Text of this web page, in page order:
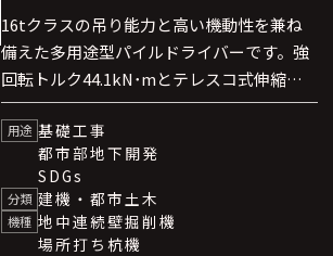
16tクラスの吊り能力と高い機動性を兼ね
備えた多用途型パイルドライバーです。強
回転トルク44.1kN･mとテレスコ式伸縮
リーダーにより、大口径・大深度施工に対
応します。空頭制限下でも使用でき、省ス
ペースなベースマシンにより都市部の狭隘
現場で高い施工効率と安定した作業性能を
発揮します。
用途 基礎工事
都市部地下開発
SDGs
分類 建機・都市土木
機種 地中連続壁掘削機
場所打ち杭機